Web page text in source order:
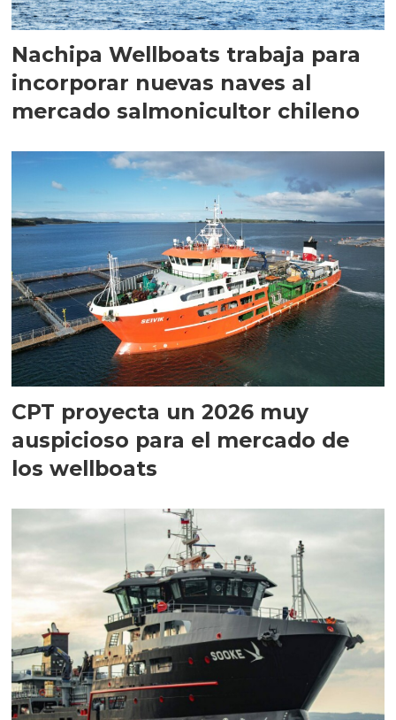
Nachipa Wellboats trabaja para
incorporar nuevas naves al
mercado salmonicultor chileno
CPT proyecta un 2026 muy
auspicioso para el mercado de
los wellboats